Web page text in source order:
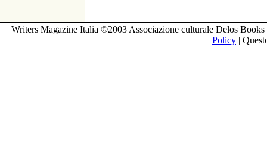
Writers Magazine Italia ©2003 Associazione culturale Delos
Policy |